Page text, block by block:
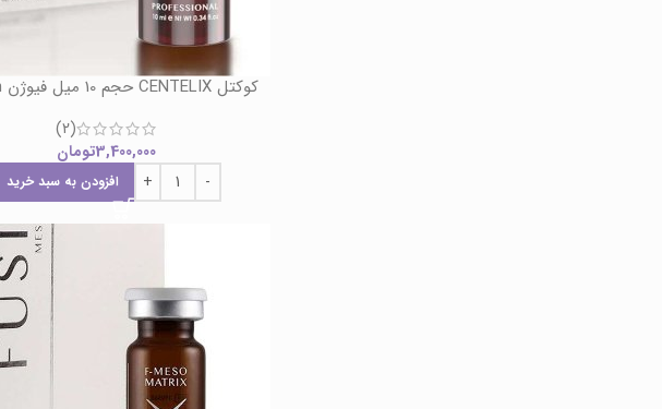
کوکتل CENTELIX حجم 10 میل فیوژن Fusion
(2)
3,400,000تومان
افزودن به سبد خرید